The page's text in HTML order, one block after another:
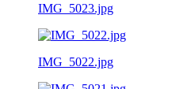
IMG_5023.jpg
IMG_5022.jpg